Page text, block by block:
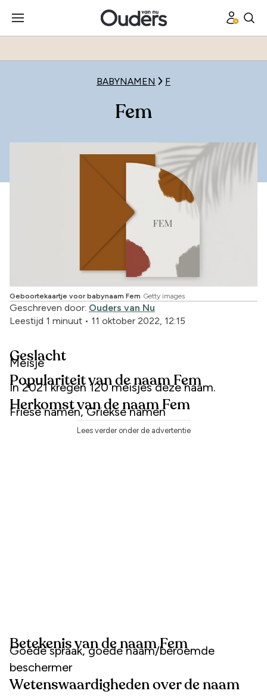
BABYNAMEN F
Fem
Geboortekaartje voor babynaam Fem Getty images
Geschreven door: Ouders van Nu
Leestijd 1 minuut • 11 oktober 2022, 12:15
Geslacht
Meisje
Populariteit van de naam Fem
In 2021 kregen 120 meisjes deze naam.
Herkomst van de naam Fem
Friese namen, Griekse namen
Lees verder onder de advertentie
Betekenis van de naam Fem
Goede spraak, goede naam/beroemde
beschermer
Wetenswaardigheden over de naam